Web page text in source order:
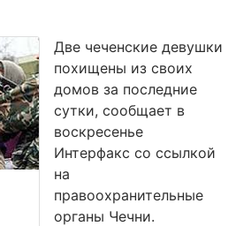
Две чеченские девушки
похищены из своих
домов за последние
сутки, сообщает в
воскресенье
Интерфакс со ссылкой
на
правоохранительные
органы Чечни.